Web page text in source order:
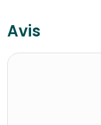
Avis